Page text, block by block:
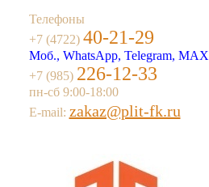
Телефоны
+7 (4722) 40-21-29
Моб., WhatsApp, Telegram, MAX
+7 (985) 226-12-33
пн-сб 9:00-18:00
E-mail: zakaz@plit-fk.ru